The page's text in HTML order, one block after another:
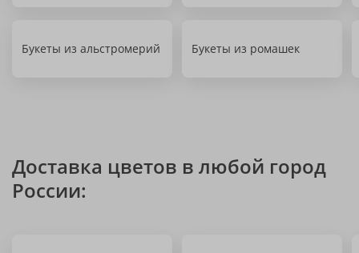
Букеты из альстромерий Букеты из ромашек
Доставка цветов в любой город
России: